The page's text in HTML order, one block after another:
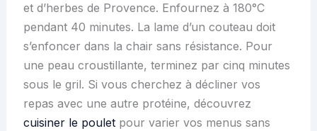
et d’herbes de Provence. Enfournez à 180°C
pendant 40 minutes. La lame d’un couteau doit
s’enfoncer dans la chair sans résistance. Pour
une peau croustillante, terminez par cinq minutes
sous le gril. Si vous cherchez à décliner vos
repas avec une autre protéine, découvrez
cuisiner le pouletpour varier vos menus sans